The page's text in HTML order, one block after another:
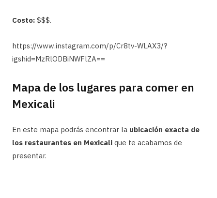
Costo: $$$.
https://www.instagram.com/p/Cr8tv-WLAX3/?
igshid=MzRlODBiNWFlZA==
Mapa de los lugares para comer en
Mexicali
En este mapa podrás encontrar la ubicación exacta de
los restaurantes en Mexicali que te acabamos de
presentar.